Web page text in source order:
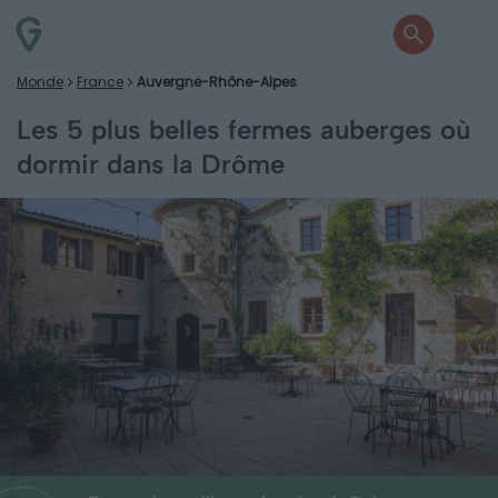
Monde France Auvergne-Rhône-Alpes
Les 5 plus belles fermes auberges où
dormir dans la Drôme